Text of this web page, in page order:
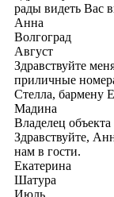
рады видеть Вас
Анна
Волгоград
Август
Здравствуйте
приличные
Стелла, бармену
Мадина
Владелец объекта
Здравствуйте,
нам в гости.
Екатерина
Шатура
Июль